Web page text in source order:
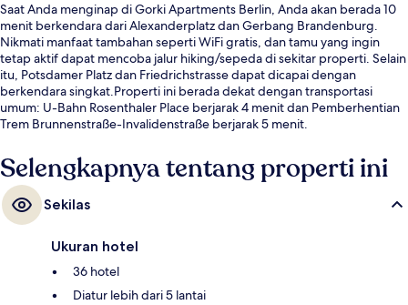
Saat Anda menginap di Gorki Apartments Berlin, Anda akan berada 10
menit berkendara dari Alexanderplatz dan Gerbang Brandenburg.
Nikmati manfaat tambahan seperti WiFi gratis, dan tamu yang ingin
tetap aktif dapat mencoba jalur hiking/sepeda di sekitar properti. Selain
itu, Potsdamer Platz dan Friedrichstrasse dapat dicapai dengan
berkendara singkat.Properti ini berada dekat dengan transportasi
umum: U-Bahn Rosenthaler Place berjarak 4 menit dan Pemberhentian
Trem Brunnenstraße-Invalidenstraße berjarak 5 menit.
Selengkapnya tentang properti ini
Sekilas
Ukuran hotel
36 hotel
Diatur lebih dari 5 lantai